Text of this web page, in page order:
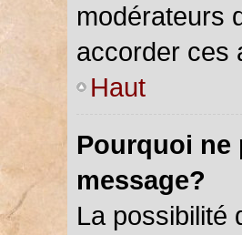
modérateurs
accorder ces
Haut
Pourquoi ne
message?
La possibilité